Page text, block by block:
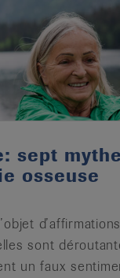
sept
osseuse
sont
un faux